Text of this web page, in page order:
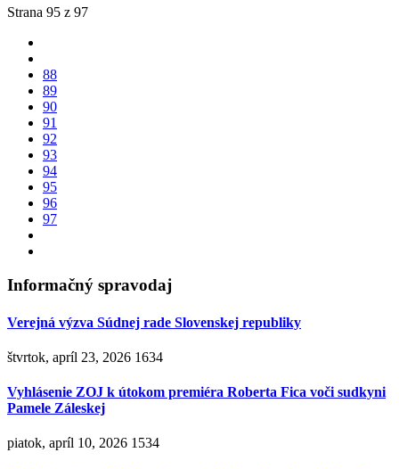
Strana 95 z 97
88
89
90
91
92
93
94
95
96
97
Informačný spravodaj
Verejná výzva Súdnej rade Slovenskej republiky
štvrtok, apríl 23, 2026 1634
Vyhlásenie ZOJ k útokom premiéra Roberta Fica voči sudkyni
Pamele Záleskej
piatok, apríl 10, 2026 1534